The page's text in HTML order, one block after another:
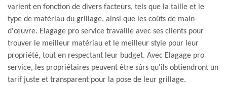
varient en fonction de divers facteurs, tels que la taille et le
type de matériau du grillage, ainsi que les coûts de main-
d'œuvre. Elagage pro service travaille avec ses clients pour
trouver le meilleur matériau et le meilleur style pour leur
propriété, tout en respectant leur budget. Avec Elagage pro
service, les propriétaires peuvent être sûrs qu'ils obtiendront un
tarif juste et transparent pour la pose de leur grillage.